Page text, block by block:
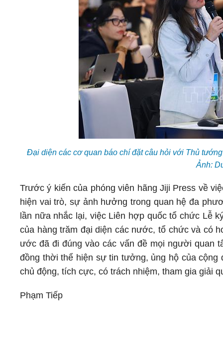
Đại diện các cơ quan báo chí đặt câu hỏi với Thủ
Ảnh:
Trước ý kiến của phóng viên hãng Jiji Press về
hiện vai trò, sự ảnh hưởng trong quan hệ đa
lần nữa nhắc lại, việc Liên hợp quốc tổ chức Lễ
của hàng trăm đại diện các nước, tổ chức và có
ước đã đi đúng vào các vấn đề mọi người quan
đồng thời thể hiện sự tin tưởng, ủng hộ của
chủ động, tích cực, có trách nhiệm, tham gia giải
Phạm Tiếp